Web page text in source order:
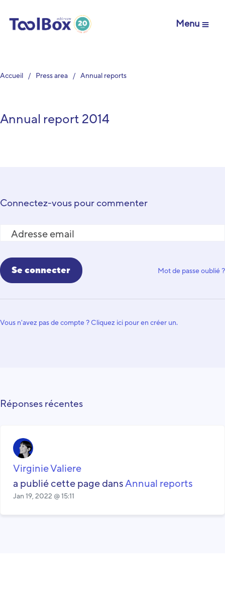
Menu
Accueil Press area Annual reports
Annual report 2014
Connectez-vous pour commenter
Adresse email
Mot de passe oublié ?
Vous n'avez pas de compte ? Cliquez ici pour en créer un.
Réponses récentes
Virginie Valiere
a publié cette page dansAnnual reports
Jan 19, 2022 @ 15:11